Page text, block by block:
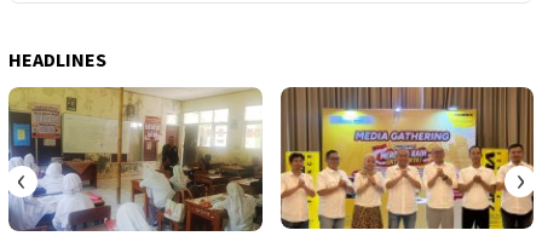
HEADLINES
‹ ›